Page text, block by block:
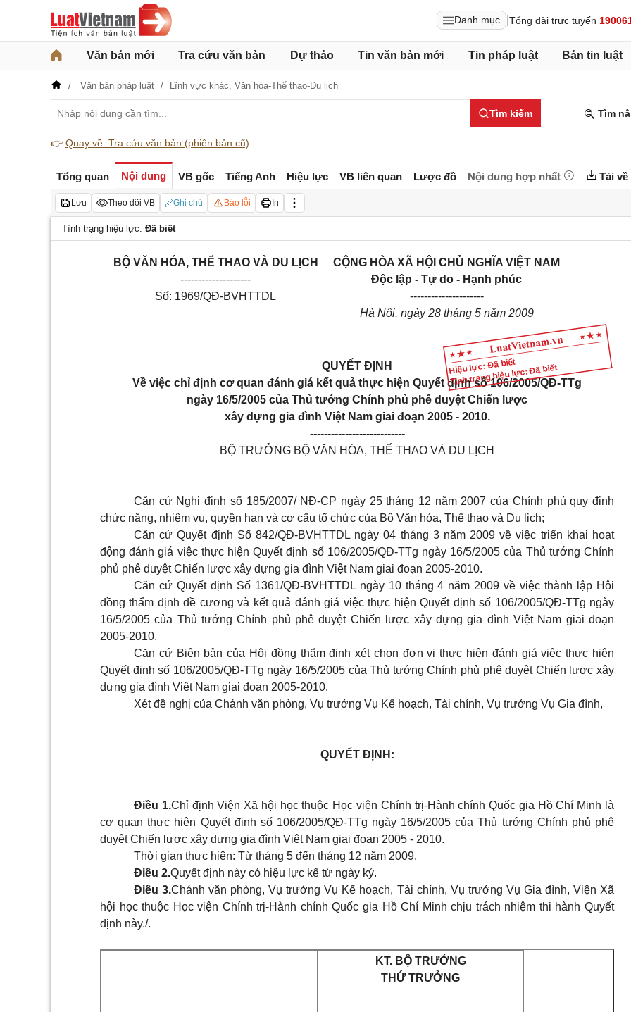
Danh mục Tổng đài trực tuyến
Văn bản mới Tra cứu văn bản Dự thảo Tin văn bản mới Tin pháp luật Bản tin luật
Văn bản pháp luật Lĩnh vực khác, Văn hóa-Thể thao-Du lịch
Tìm kiếm Tìm
👉 Quay về: Tra cứu văn bản (phiên bản cũ)
Tổng quan Nội dung VB gốc Tiếng Anh Hiệu lực VB liên quan Lược đồ Nội dung hợp nhất Tải về
Lưu Theo dõi VB Ghi chú Báo lỗi In
Tình trạng hiệu lực: Đã biết
Hiệu lực: Đã biết
Tình trạng hiệu lực: Đã biết
BỘ VĂN HÓA, THỂ THAO VÀ DU LỊCH
--------------------
Số: 1969/QĐ-BVHTTDL
CỘNG HÒA XÃ HỘI CHỦ NGHĨA VIỆT NAM
Độc lập - Tự do - Hạnh phúc
---------------------
Hà Nội, ngày 28 tháng 5 năm 2009
QUYẾT ĐỊNH
Về việc chỉ định cơ quan đánh giá kết quả thực hiện Quyết định số 106/2005/QĐ-TTg
ngày 16/5/2005 của Thủ tướng Chính phủ phê duyệt Chiến lược
xây dựng gia đình Việt Nam giai đoạn 2005 - 2010.
---------------------------
BỘ TRƯỞNG BỘ VĂN HÓA, THỂ THAO VÀ DU LỊCH
Căn cứ Nghị định số 185/2007/ NĐ-CP ngày 25 tháng 12 năm 2007 của Chính phủ quy định
chức năng, nhiệm vụ, quyền hạn và cơ cấu tổ chức của Bộ Văn hóa, Thể thao và Du lịch;
Căn cứ Quyết định Số 842/QĐ-BVHTTDL ngày 04 tháng 3 năm 2009 về việc triển khai hoạt
động đánh giá việc thực hiện Quyết định số 106/2005/QĐ-TTg ngày 16/5/2005 của Thủ tướng Chính
phủ phê duyệt Chiến lược xây dựng gia đình Việt Nam giai đoạn 2005-2010.
Căn cứ Quyết định Số 1361/QĐ-BVHTTDL ngày 10 tháng 4 năm 2009 về việc thành lập Hội
đồng thẩm định đề cương và kết quả đánh giá việc thực hiện Quyết định số 106/2005/QĐ-TTg ngày
16/5/2005 của Thủ tướng Chính phủ phê duyệt Chiến lược xây dựng gia đình Việt Nam giai đoạn
2005-2010.
Căn cứ Biên bản của Hội đồng thẩm định xét chọn đơn vị thực hiện đánh giá việc thực hiện
Quyết định số 106/2005/QĐ-TTg ngày 16/5/2005 của Thủ tướng Chính phủ phê duyệt Chiến lược xây
dựng gia đình Việt Nam giai đoạn 2005-2010.
Xét đề nghị của Chánh văn phòng, Vụ trưởng Vụ Kế hoạch, Tài chính, Vụ trưởng Vụ Gia đình,
QUYẾT ĐỊNH:
Điều 1.Chỉ định Viện Xã hội học thuộc Học viện Chính trị-Hành chính Quốc gia Hồ Chí Minh là
cơ quan thực hiện Quyết định số 106/2005/QĐ-TTg ngày 16/5/2005 của Thủ tướng Chính phủ phê
duyệt Chiến lược xây dựng gia đình Việt Nam giai đoạn 2005 - 2010.
Thời gian thực hiện: Từ tháng 5 đến tháng 12 năm 2009.
Điều 2.Quyết định này có hiệu lực kể từ ngày ký.
Điều 3.Chánh văn phòng, Vụ trưởng Vụ Kế hoạch, Tài chính, Vụ trưởng Vụ Gia đình, Viện Xã
hội học thuộc Học viện Chính trị-Hành chính Quốc gia Hồ Chí Minh chịu trách nhiệm thi hành Quyết
định này./.
KT. BỘ TRƯỞNG
THỨ TRƯỞNG